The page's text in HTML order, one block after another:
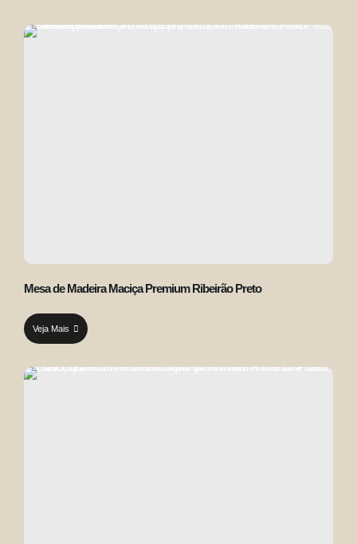
Mesa de Madeira Maciça Premium Ribeirão Preto
Veja Mais